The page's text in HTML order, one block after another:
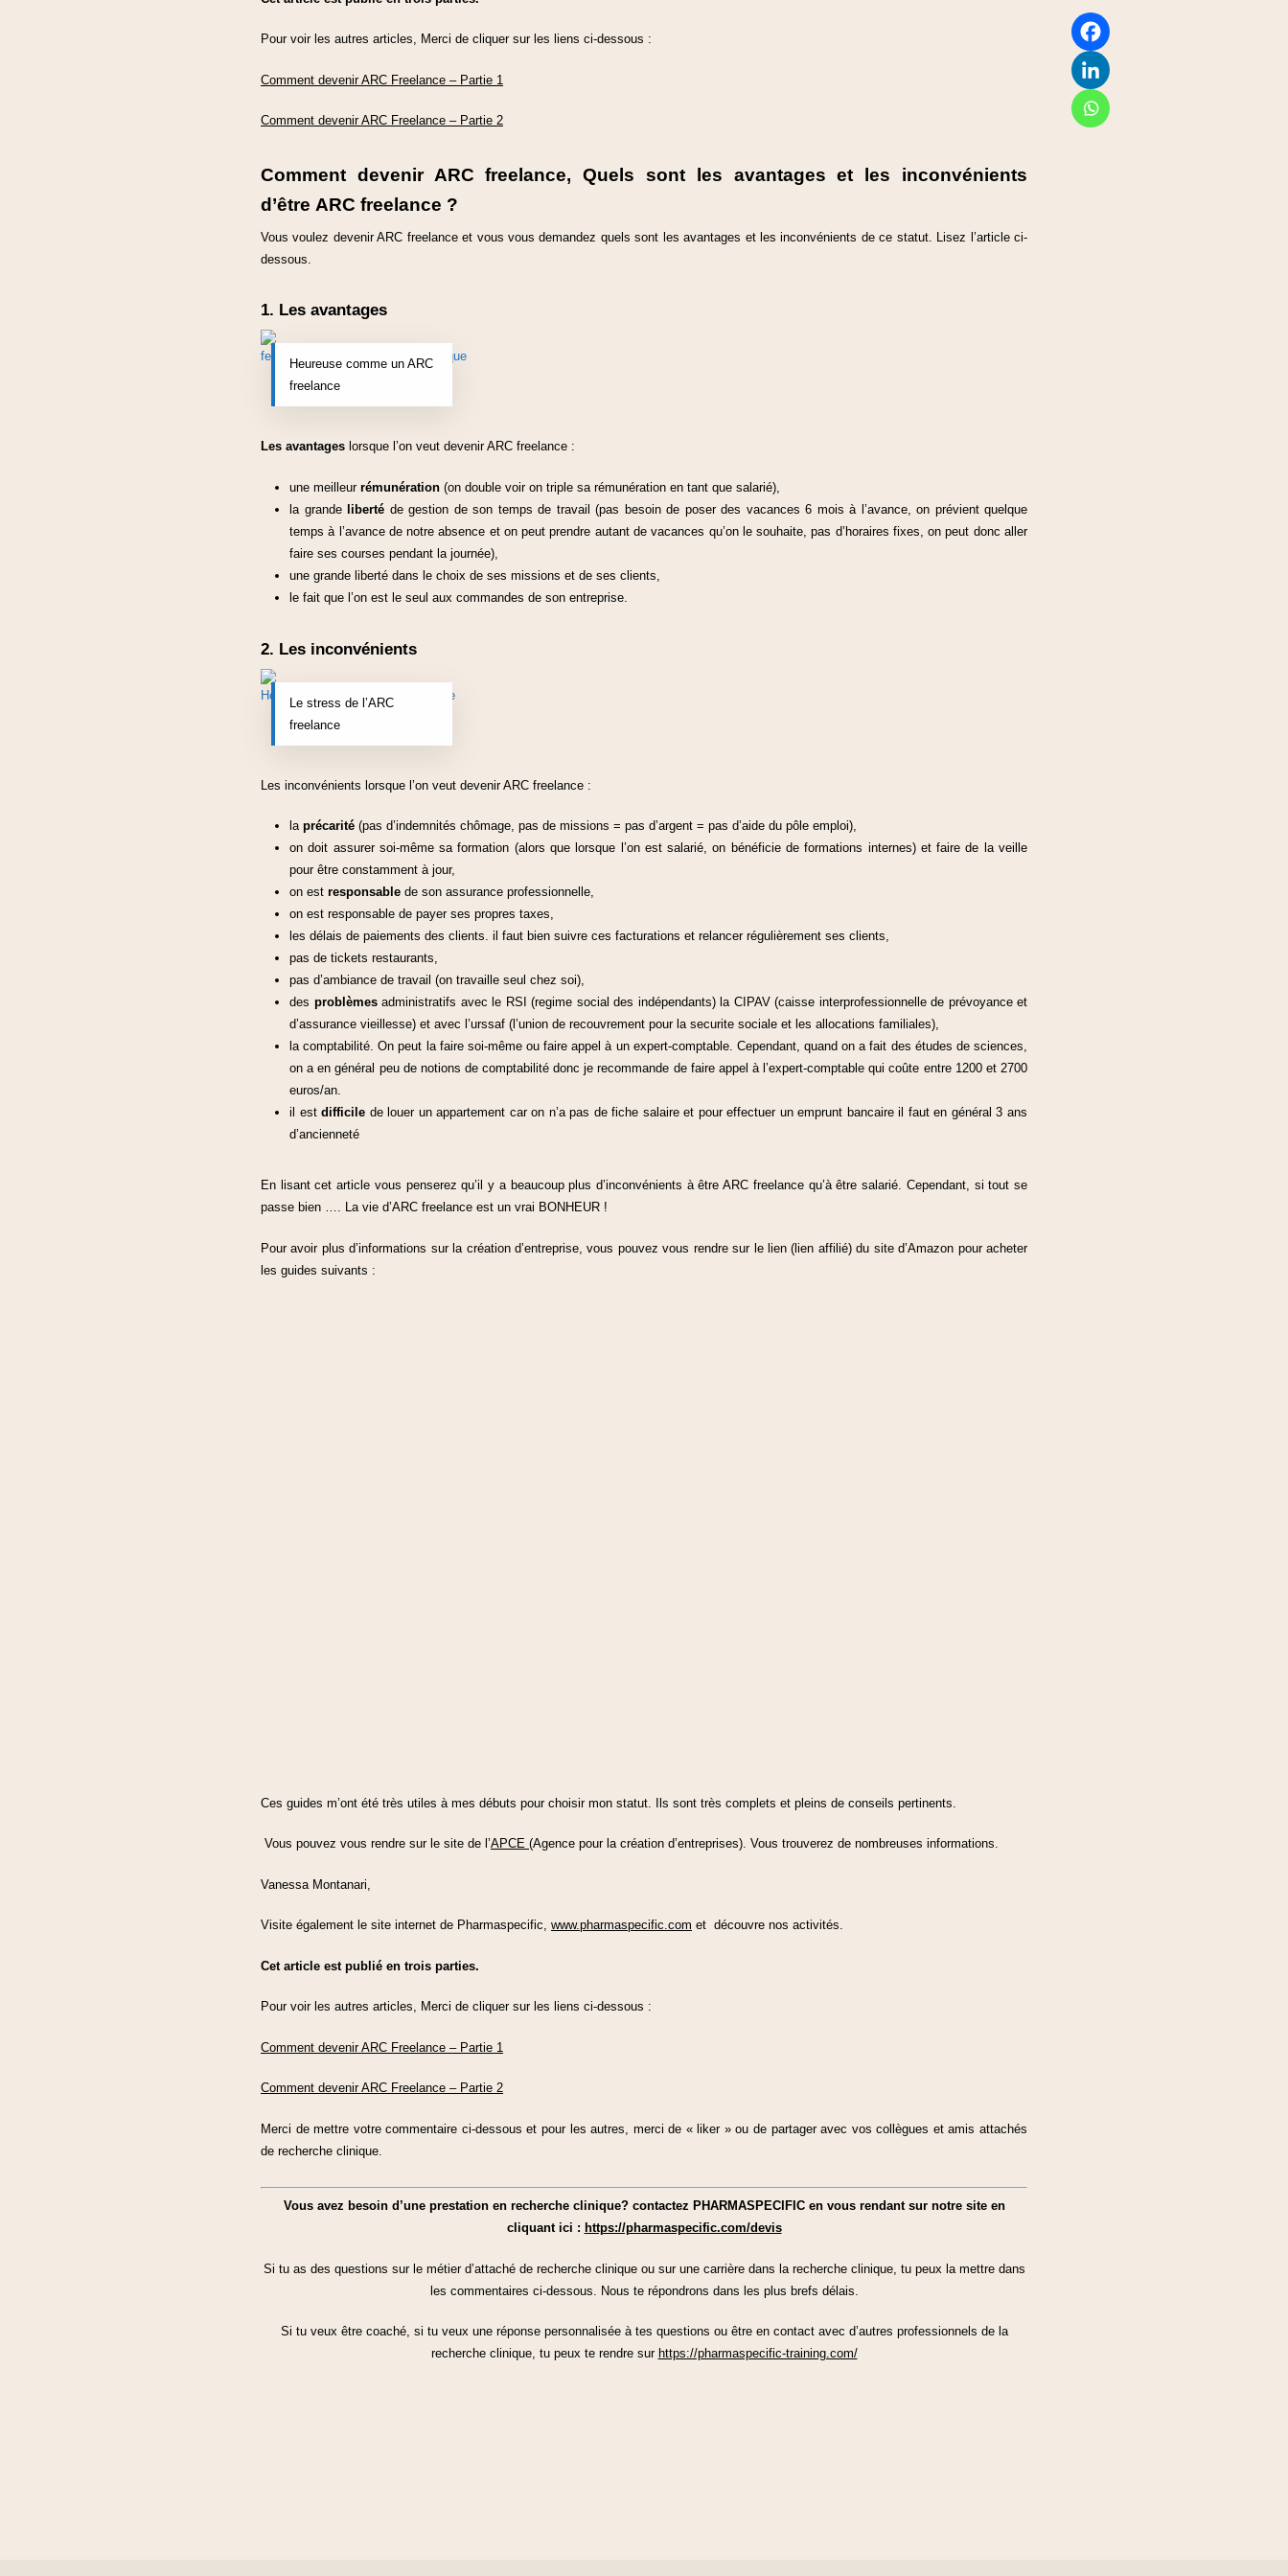
Pour voir les autres articles, Merci de cliquer sur les liens ci-dessous :
Comment devenir ARC Freelance – Partie 1
Comment devenir ARC Freelance – Partie 2
Comment devenir ARC freelance, Quels sont les avantages et les inconvénients
d’être ARC freelance ?
Vous voulez devenir ARC freelance et vous vous demandez quels sont les avantages et les inconvénients de ce statut. Lisez l’article ci-
dessous.
1. Les avantages
Heureuse comme un ARC
freelance
Les avantages lorsque l’on veut devenir ARC freelance :
une meilleur rémunération (on double voir on triple sa rémunération en tant que salarié),
la grande
liberté de gestion de son temps de travail (pas besoin de poser des vacances 6 mois à l’avance, on prévient quelque
temps à l’avance de notre absence et on peut prendre autant de vacances qu’on le souhaite, pas d’horaires fixes, on peut donc aller
faire ses courses pendant la journée),
une grande liberté dans le choix de ses missions et de ses clients,
le fait que l’on est le seul aux commandes de son entreprise.
2. Les inconvénients
Le stress de l’ARC
freelance
Les inconvénients lorsque l’on veut devenir ARC freelance :
la précarité (pas d’indemnités chômage, pas de missions = pas d’argent = pas d’aide du pôle emploi),
on doit assurer soi-même sa formation (alors que lorsque l’on est salarié, on bénéficie de formations internes) et faire de la veille
pour être constamment à jour,
on est responsable de son assurance professionnelle,
on est responsable de payer ses propres taxes,
les délais de paiements des clients. il faut bien suivre ces facturations et relancer régulièrement ses clients,
pas de tickets restaurants,
pas d’ambiance de travail (on travaille seul chez soi),
des problèmesadministratifs avec le RSI (regime social des indépendants) la CIPAV (caisse interprofessionnelle de prévoyance et
d’assurance vieillesse) et avec l’urssaf (l’union de recouvrement pour la securite sociale et les allocations familiales),
la comptabilité. On peut la faire soi-même ou faire appel à un expert-comptable. Cependant, quand on a fait des études de sciences,
on a en général peu de notions de comptabilité donc je recommande de faire appel à l’expert-comptable qui coûte entre 1200 et 2700
euros/an.
il estdifficile de louer un appartement car on n’a pas de fiche salaire et pour effectuer un emprunt bancaire il faut en général 3 ans
d’ancienneté
En lisant cet article vous penserez qu’il y a beaucoup plus d’inconvénients à être ARC freelance qu’à être salarié. Cependant, si tout se
passe bien …. La vie d’ARC freelance est un vrai BONHEUR !
Pour avoir plus d’informations sur la création d’entreprise, vous pouvez vous rendre sur le lien (lien affilié) du site d’Amazon pour acheter
les guides suivants :
Ces guides m’ont été très utiles à mes débuts pour choisir mon statut. Ils sont très complets et pleins de conseils pertinents.
Vous pouvez vous rendre sur le site de l’APCE (Agence pour la création d’entreprises). Vous trouverez de nombreuses informations.
Vanessa Montanari,
Visite également le site internet de Pharmaspecific, www.pharmaspecific.com et découvre nos activités.
Cet article est publié en trois parties.
Pour voir les autres articles, Merci de cliquer sur les liens ci-dessous :
Comment devenir ARC Freelance – Partie 1
Comment devenir ARC Freelance – Partie 2
Merci de mettre votre commentaire ci-dessous et pour les autres, merci de « liker » ou de partager avec vos collègues et amis attachés
de recherche clinique.
Vous avez besoin d’une prestation en recherche clinique? contactez PHARMASPECIFIC en vous rendant sur notre site en
cliquant ici : https://pharmaspecific.com/devis
Si tu as des questions sur le métier d’attaché de recherche clinique ou sur une carrière dans la recherche clinique, tu peux la mettre dans
les commentaires ci-dessous. Nous te répondrons dans les plus brefs délais.
Si tu veux être coaché, si tu veux une réponse personnalisée à tes questions ou être en contact avec d’autres professionnels de la
recherche clinique, tu peux te rendre sur https://pharmaspecific-training.com/